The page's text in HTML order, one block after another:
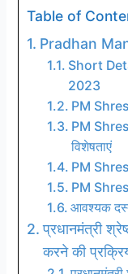
Table of
Pradhan
Short
2023
PM
PM
विशेषताएं
PM
PM
आवश्यक
प्रधानमंत्री
करने की